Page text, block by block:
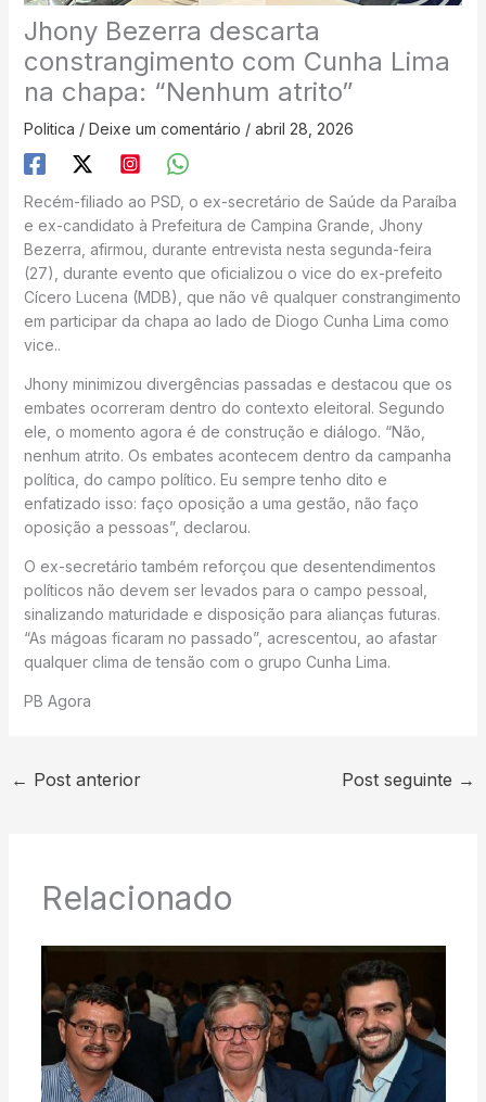
Jhony Bezerra descarta
constrangimento com Cunha Lima
na chapa: “Nenhum atrito”
Politica / Deixe um comentário / abril 28, 2026
Recém-filiado ao PSD, o ex-secretário de Saúde da Paraíba
e ex-candidato à Prefeitura de Campina Grande, Jhony
Bezerra, afirmou, durante entrevista nesta segunda-feira
(27), durante evento que oficializou o vice do ex-prefeito
Cícero Lucena (MDB), que não vê qualquer constrangimento
em participar da chapa ao lado de Diogo Cunha Lima como
vice..
Jhony minimizou divergências passadas e destacou que os
embates ocorreram dentro do contexto eleitoral. Segundo
ele, o momento agora é de construção e diálogo. “Não,
nenhum atrito. Os embates acontecem dentro da campanha
política, do campo político. Eu sempre tenho dito e
enfatizado isso: faço oposição a uma gestão, não faço
oposição a pessoas”, declarou.
O ex-secretário também reforçou que desentendimentos
políticos não devem ser levados para o campo pessoal,
sinalizando maturidade e disposição para alianças futuras.
“As mágoas ficaram no passado”, acrescentou, ao afastar
qualquer clima de tensão com o grupo Cunha Lima.
PB Agora
← Post anterior Post seguinte →
Relacionado